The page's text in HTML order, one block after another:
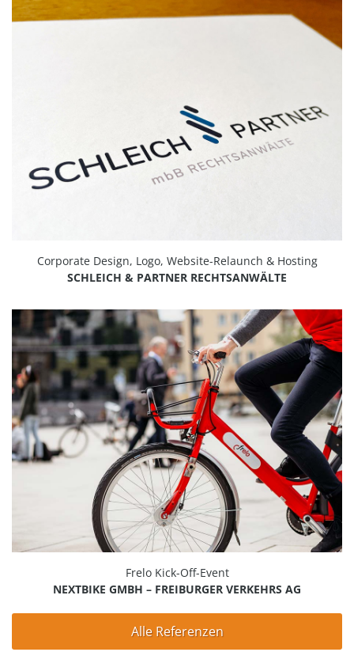
Corporate Design, Logo, Website-Relaunch & Hosting
SCHLEICH & PARTNER RECHTSANWÄLTE
Frelo Kick-Off-Event
NEXTBIKE GMBH – FREIBURGER VERKEHRS AG
Alle Referenzen